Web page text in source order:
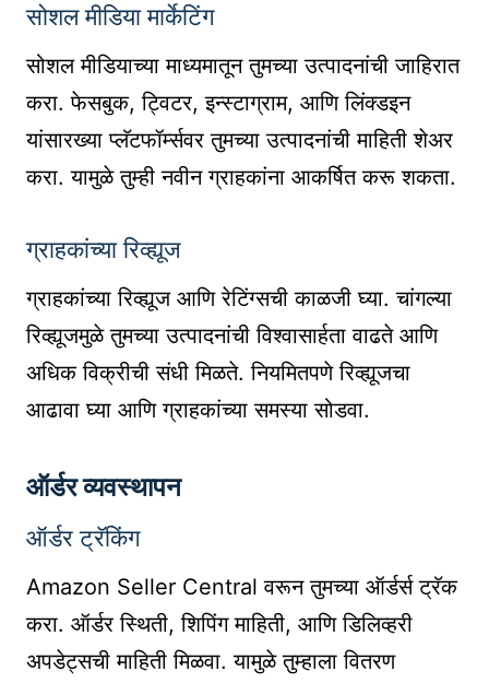
सोशल मीडिया मार्केटिंग
सोशल मीडियाच्या माध्यमातून तुमच्या उत्पादनांची जाहिरात
करा. फेसबुक, ट्विटर, इन्स्टाग्राम, आणि लिंक्डइन
यांसारख्या प्लॅटफॉर्म्सवर तुमच्या उत्पादनांची माहिती शेअर
करा. यामुळे तुम्ही नवीन ग्राहकांना आकर्षित करू शकता.
ग्राहकांच्या रिव्ह्यूज
ग्राहकांच्या रिव्ह्यूज आणि रेटिंग्सची काळजी घ्या. चांगल्या
रिव्ह्यूजमुळे तुमच्या उत्पादनांची विश्वासार्हता वाढते आणि
अधिक विक्रीची संधी मिळते. नियमितपणे रिव्ह्यूजचा
आढावा घ्या आणि ग्राहकांच्या समस्या सोडवा.
ऑर्डर व्यवस्थापन
ऑर्डर ट्रॅकिंग
Amazon Seller Central वरून तुमच्या ऑर्डर्स ट्रॅक
करा. ऑर्डर स्थिती, शिपिंग माहिती, आणि डिलिव्हरी
अपडेट्सची माहिती मिळवा. यामुळे तुम्हाला वितरण